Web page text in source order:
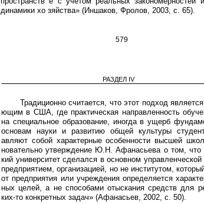
динамики хо зяйства» (Иншаков, Фролов, 2003, с. 65).
579
РАЗДЕЛ IV
Традиционно считается, что этот подход
ющим в США, где практическая направленность
на специальное образование, иногда в ущерб
основам науки и развитию общей культуры
авляют собой характерные особенности высшей
новательно утверждение Ю.Н. Афанасьева о том, что
кий университет сделался в основном управленческой
предприятием, организацией, но не институтом,
от предприятия или учреждения определяется
ных целей, а не способами отыскания средств для
ких-то конкретных задач» (Афанасьев, 2002, с. 50).